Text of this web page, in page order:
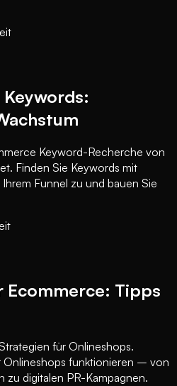
Keywords:
Keyword-Recherche von
Finden Sie Keywords mit
Funnel zu und bauen Sie
Ecommerce: Tipps
für Onlineshops.
Onlineshops funktionieren – von
zu digitalen PR-Kampagnen.